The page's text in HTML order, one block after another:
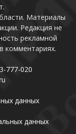
Материалы
Редакция не
рекламной
комментариях.
777-020
данных
данных